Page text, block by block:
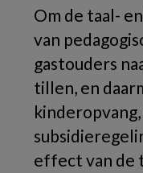
Om de taal-
van
gastouders
tillen, en
effect van de